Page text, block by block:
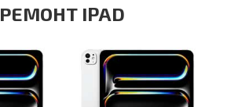
navigation
РЕМОНТ IPAD